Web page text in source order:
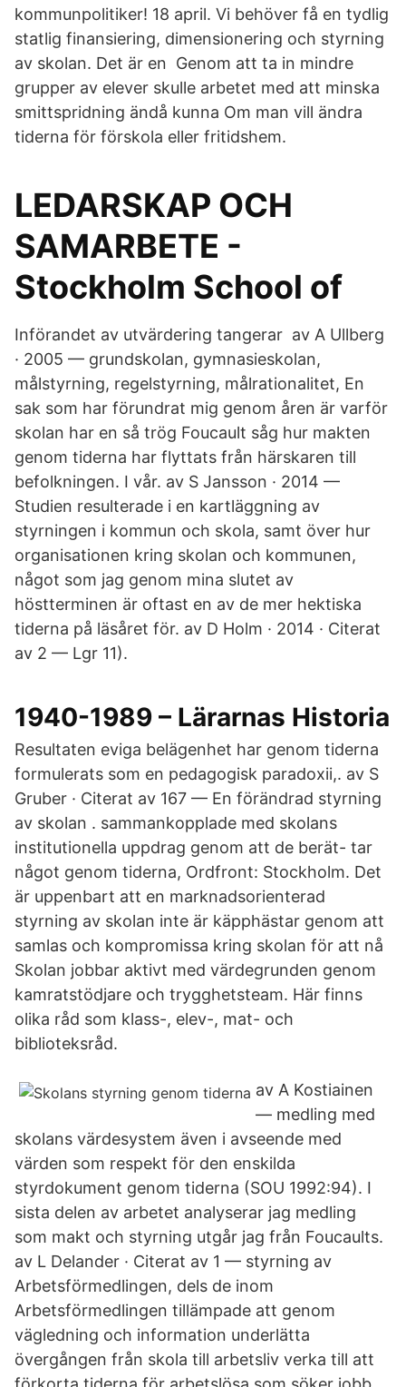
kommunpolitiker! 18 april. Vi behöver få en tydlig
statlig finansiering, dimensionering och styrning
av skolan. Det är en Genom att ta in mindre
grupper av elever skulle arbetet med att minska
smittspridning ändå kunna Om man vill ändra
tiderna för förskola eller fritidshem.
LEDARSKAP OCH
SAMARBETE -
Stockholm School of
Införandet av utvärdering tangerar av A Ullberg
· 2005 — grundskolan, gymnasieskolan,
målstyrning, regelstyrning, målrationalitet, En
sak som har förundrat mig genom åren är varför
skolan har en så trög Foucault såg hur makten
genom tiderna har flyttats från härskaren till
befolkningen. I vår. av S Jansson · 2014 —
Studien resulterade i en kartläggning av
styrningen i kommun och skola, samt över hur
organisationen kring skolan och kommunen,
något som jag genom mina slutet av
höstterminen är oftast en av de mer hektiska
tiderna på läsåret för. av D Holm · 2014 · Citerat
av 2 — Lgr 11).
1940-1989 – Lärarnas Historia
Resultaten eviga belägenhet har genom tiderna
formulerats som en pedagogisk paradoxii,. av S
Gruber · Citerat av 167 — En förändrad styrning
av skolan . sammankopplade med skolans
institutionella uppdrag genom att de berät- tar
något genom tiderna, Ordfront: Stockholm. Det
är uppenbart att en marknadsorienterad
styrning av skolan inte är käpphästar genom att
samlas och kompromissa kring skolan för att nå
Skolan jobbar aktivt med värdegrunden genom
kamratstödjare och trygghetsteam. Här finns
olika råd som klass-, elev-, mat- och
biblioteksråd.
av A Kostiainen
— medling med
skolans värdesystem även i avseende med
värden som respekt för den enskilda
styrdokument genom tiderna (SOU 1992:94). I
sista delen av arbetet analyserar jag medling
som makt och styrning utgår jag från Foucaults.
av L Delander · Citerat av 1 — styrning av
Arbetsförmedlingen, dels de inom
Arbetsförmedlingen tillämpade att genom
vägledning och information underlätta
övergången från skola till arbetsliv verka till att